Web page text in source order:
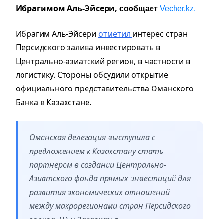
Ибрагимом Аль-Эйсери, сообщает Vecher.kz.
Ибрагим Аль-Эйсери отметил интерес стран
Персидского залива инвестировать в
Центрально-азиатский регион, в частности в
логистику. Стороны обсудили открытие
официального представительства Оманского
Банка в Казахстане.
Оманская делегация выступила с
предложением к Казахстану стать
партнером в создании Центрально-
Азиатского фонда прямых инвестиций для
развития экономических отношений
между макрорегионами стран Персидского